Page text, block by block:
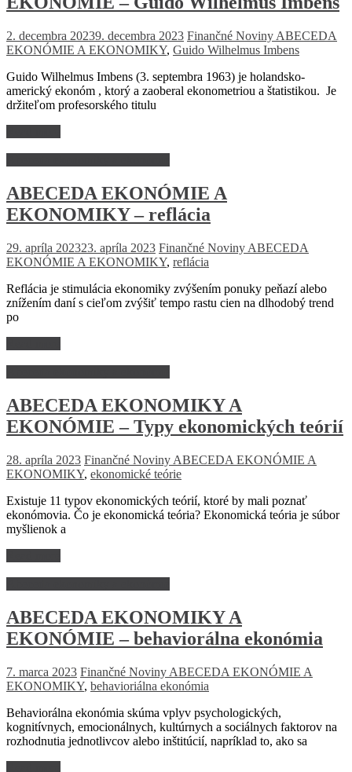
2. decembra 20239. decembra 2023 Finančné Noviny ABECEDA
EKONÓMIE A EKONOMIKY, Guido Wilhelmus Imbens
Guido Wilhelmus Imbens (3. septembra 1963) je holandsko-
americký ekonóm , ktorý a zaoberal ekonometriou a štatistikou. Je
držiteľom profesorského titulu
ABECEDA EKONÓMIE A
EKONOMIKY – reflácia
29. apríla 202323. apríla 2023 Finančné Noviny ABECEDA
EKONÓMIE A EKONOMIKY, reflácia
Reflácia je stimulácia ekonomiky zvýšením ponuky peňazí alebo
znížením daní s cieľom zvýšiť tempo rastu cien na dlhodobý trend
po
ABECEDA EKONOMIKY A
EKONÓMIE – Typy ekonomických teórií
28. apríla 2023 Finančné Noviny ABECEDA EKONÓMIE A
EKONOMIKY, ekonomické teórie
Existuje 11 typov ekonomických teórií, ktoré by mali poznať
ekonómovia. Čo je ekonomická teória? Ekonomická teória je súbor
myšlienok a
ABECEDA EKONOMIKY A
EKONÓMIE – behaviorálna ekonómia
7. marca 2023 Finančné Noviny ABECEDA EKONÓMIE A
EKONOMIKY, behavioriálna ekonómia
Behaviorálna ekonómia skúma vplyv psychologických,
kognitívnych, emocionálnych, kultúrnych a sociálnych faktorov na
rozhodnutia jednotlivcov alebo inštitúcií, napríklad to, ako sa